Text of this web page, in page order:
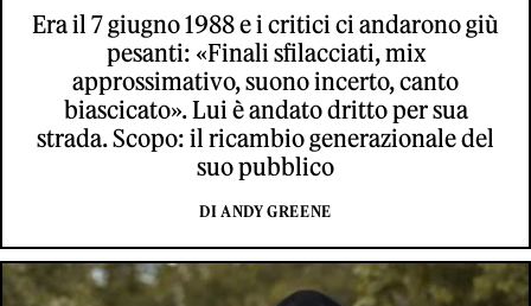
Era il 7 giugno 1988 e i critici ci andarono giù
pesanti: «Finali sfilacciati, mix
approssimativo, suono incerto, canto
biascicato». Lui è andato dritto per sua
strada. Scopo: il ricambio generazionale del
suo pubblico
DI ANDY GREENE